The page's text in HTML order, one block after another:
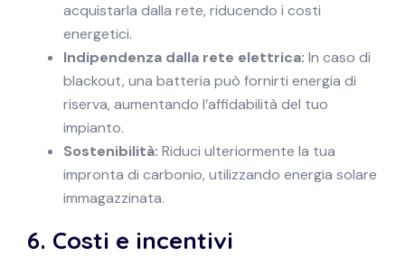
acquistarla dalla rete, riducendo i costi
energetici.
Indipendenza dalla rete elettrica: In caso di
blackout, una batteria può fornirti energia di
riserva, aumentando l’affidabilità del tuo
impianto.
Sostenibilità: Riduci ulteriormente la tua
impronta di carbonio, utilizzando energia solare
immagazzinata.
6. Costi e incentivi